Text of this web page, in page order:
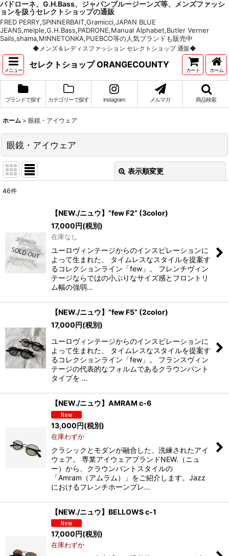
パドローネ、G.H.Bass、ジャパンブルージーンズ等、メンズファッシ
ョンを扱うセレクトショップの通販
FRED PERRY,SPINNERBAIT,Gramicci,JAPAN BLUE
JEANS,melple,G.H.Bass,PADRONE,Manual Alphabet,Butler Verner
Sails,shama,MINNETONKA,PUEBCO等の人気ブランドも販売中
◆メンズ＆レディスファッション セレクトショップ 通販◆
メニュー
セレクトショップ ORANGECOUNTY
カート ホーム
ブランドで探す カテゴリーで探す Instagram メルマガ 商品検索
ホーム > 眼鏡・アイウェア
眼鏡・アイウェア
表示順変更
絞り込む
46件
【NEW./ニュウ】”few F2” (3color)
17,000円(税別)
在庫なし
ユーロヴィンテージからのインスピレーションに
よって生まれた、 タイムレスなスタイルを提案す
るコレクションライン「few」。 フレンチヴィン
テージならではの小ぶりなサイズ感とフロントリ
ム幅の強弱…
【NEW./ニュウ】”few F5” (2color)
17,000円(税別)
ユーロヴィンテージからのインスピレーションに
よって生まれた、 タイムレスなスタイルを提案す
るコレクションライン「few」。 フランスヴィン
テージの代表的なフォルムであるクラウンパント
タイプを …
【NEW./ニュウ】AMRAM c-6
13,000円(税別)
在庫わずか
クラシックとモダンが融合した、洗練されたアイ
ウェア。 専業アイウェアブランドNEW.（ニュ
ー）から、クラウンパントスタイルの
「Amram（アムラム）」をご紹介します。Jazz
におけるフレンチホーンプレ…
【NEW./ニュウ】BELLOWS c-1
17,000円(税別)
在庫わずか